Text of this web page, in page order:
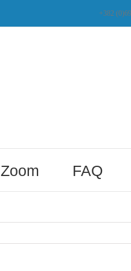
+382
Zoom FAQ